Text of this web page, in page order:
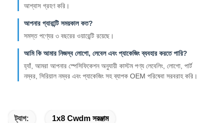
আশ্বাস গ্রহণ করি।
আপনার গ্যারান্টি সময়কাল কত?
সমস্ত পণ্যের ৩ বছরের ওয়ারেন্টি রয়েছে।
আমি কি আমার নিজস্ব লোগো, লেবেল এবং প্যাকেজিং ব্যবহার করতে পারি?
হ্যাঁ, আমরা আপনার স্পেসিফিকেশন অনুযায়ী কাস্টম পণ্য লেবেলিং, লোগো, পার্ট
নম্বর, সিরিয়াল নম্বর এবং প্যাকেজিং সহ ব্যাপক OEM পরিষেবা সরবরাহ করি।
ট্যাগ: 1x8 Cwdm সরঞ্জাম